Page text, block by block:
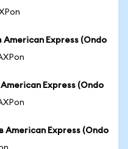
American Express (Ondo
Express (Ondo
American Express (Ondo